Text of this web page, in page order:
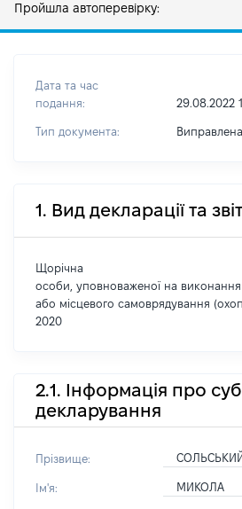
Пройшла автоперевірку:
Дата та час
подання:
29.08.2022
Тип документа:
1. Вид декларації та
Щорічна
особи, уповноваженої на
або місцевого самоврядування
2020
2.1. Інформація про
декларування
Прізвище: СОЛЬСЬКИЙ
Ім'я: МИКОЛА